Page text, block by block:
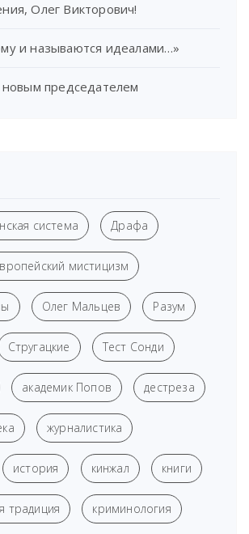
Олег Викторович!
и называются идеалами…»
председателем
система Драфа
мистицизм
Олег Мальцев Разум
Стругацкие Тест Сонди
академик Попов дестреза
журналистика
история кинжал книги
традиция криминология